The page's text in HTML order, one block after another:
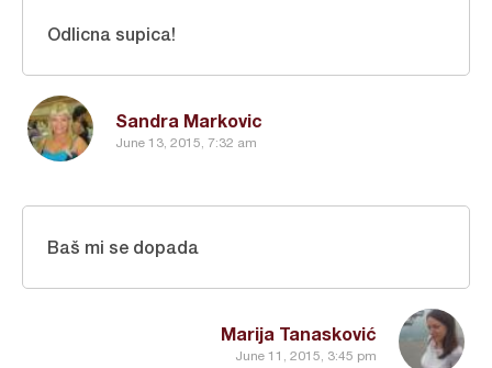
Sandra Markovic
June 13, 2015, 7:32 am
Odlicna supica!
Marija Tanasković
June 11, 2015, 3:45 pm
Baš mi se dopada